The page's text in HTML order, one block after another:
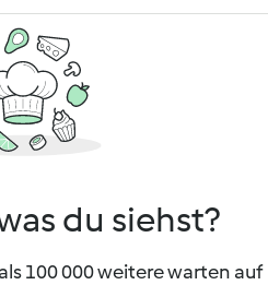
du siehst?
100 000 weitere warten auf